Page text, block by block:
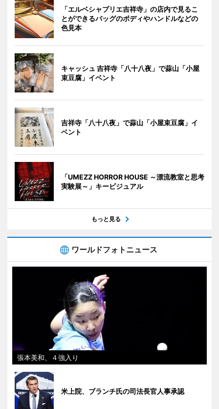
「エルベシャプリエ吉祥寺」の店内で見るこ
とができるバッグのボディやハンドルなどの
色見本
キャッシュ 吉祥寺「八十八夜」で蒜山「小屋
束豆腐」イベント
吉祥寺「八十八夜」で蒜山「小屋束豆腐」イ
ベント
「UMEZZ HORROR HOUSE ～漂流教室と思考
実験展～」キービジュアル
もっと見る
ワールドフォトニュース
張本美和、４強入り
米上院、ブランチ氏の司法長官人事承認